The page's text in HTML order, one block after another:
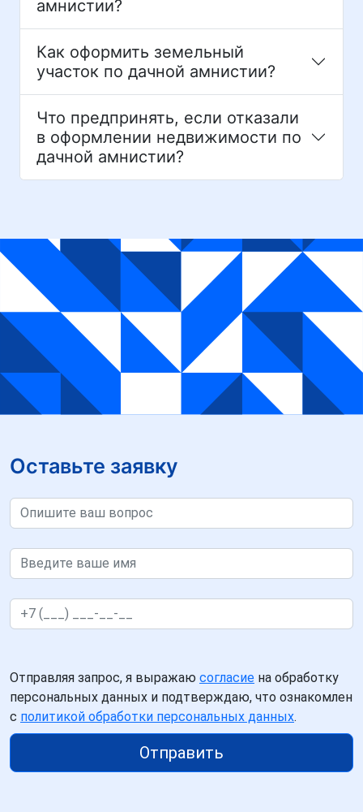
амнистии?
Как оформить земельный
участок по дачной амнистии?
Что предпринять, если отказали
в оформлении недвижимости по
дачной амнистии?
Оставьте заявку
Отправляя запрос, я выражаю согласие на обработку
персональных данных и подтверждаю, что ознакомлен
с политикой обработки персональных данных.
Отправить